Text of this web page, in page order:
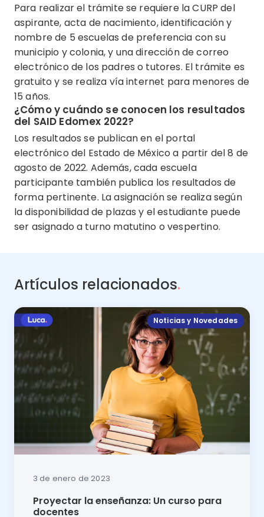
Para realizar el trámite se requiere la CURP del
aspirante, acta de nacimiento, identificación y
nombre de 5 escuelas de preferencia con su
municipio y colonia, y una dirección de correo
electrónico de los padres o tutores. El trámite es
gratuito y se realiza vía internet para menores de
15 años.
¿Cómo y cuándo se conocen los resultados
del SAID Edomex 2022?
Los resultados se publican en el portal
electrónico del Estado de México a partir del 8 de
agosto de 2022. Además, cada escuela
participante también publica los resultados de
forma pertinente. La asignación se realiza según
la disponibilidad de plazas y el estudiante puede
ser asignado a turno matutino o vespertino.
Artículos relacionados.
Noticias y Novedades
3 de enero de 2023
Proyectar la enseñanza: Un curso para
docentes